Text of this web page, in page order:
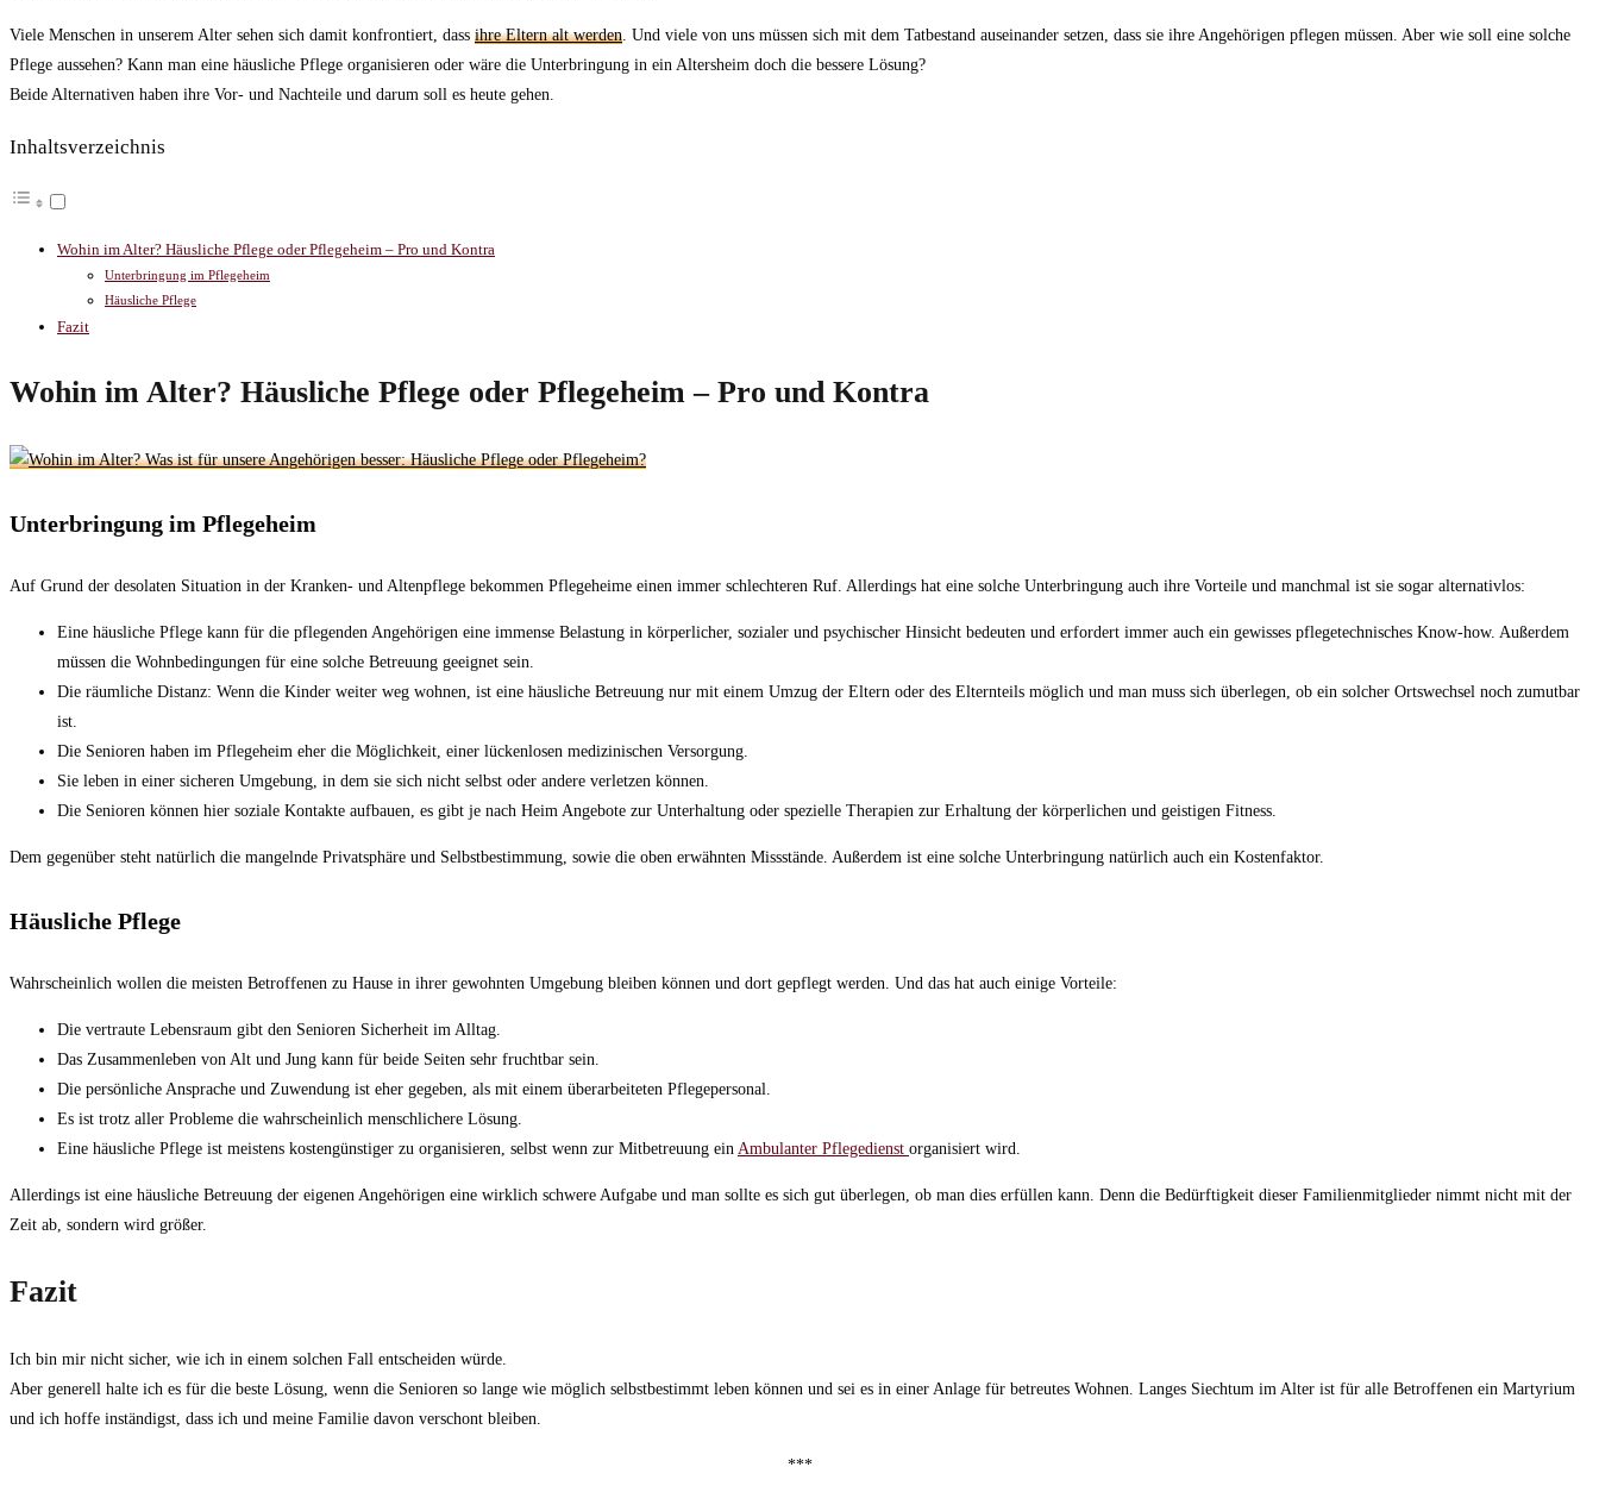
Viele Menschen in unserem Alter sehen sich damit konfrontiert, dass ihre Eltern alt werden. Und viele von uns müssen sich mit dem Tatbestand auseinander setzen, dass sie ihre Angehörigen pflegen müssen. Aber wie soll eine solche
Pflege aussehen? Kann man eine häusliche Pflege organisieren oder wäre die Unterbringung in ein Altersheim doch die bessere Lösung?
Beide Alternativen haben ihre Vor- und Nachteile und darum soll es heute gehen.
Inhaltsverzeichnis
Wohin im Alter? Häusliche Pflege oder Pflegeheim – Pro und Kontra
Unterbringung im Pflegeheim
Häusliche Pflege
Fazit
Wohin im Alter? Häusliche Pflege oder Pflegeheim – Pro und Kontra
Unterbringung im Pflegeheim
Auf Grund der desolaten Situation in der Kranken- und Altenpflege bekommen Pflegeheime einen immer schlechteren Ruf. Allerdings hat eine solche Unterbringung auch ihre Vorteile und manchmal ist sie sogar alternativlos:
Eine häusliche Pflege kann für die pflegenden Angehörigen eine immense Belastung in körperlicher, sozialer und psychischer Hinsicht bedeuten und erfordert immer auch ein gewisses pflegetechnisches Know-how. Außerdem
müssen die Wohnbedingungen für eine solche Betreuung geeignet sein.
Die räumliche Distanz: Wenn die Kinder weiter weg wohnen, ist eine häusliche Betreuung nur mit einem Umzug der Eltern oder des Elternteils möglich und man muss sich überlegen, ob ein solcher Ortswechsel noch zumutbar
ist.
Die Senioren haben im Pflegeheim eher die Möglichkeit, einer lückenlosen medizinischen Versorgung.
Sie leben in einer sicheren Umgebung, in dem sie sich nicht selbst oder andere verletzen können.
Die Senioren können hier soziale Kontakte aufbauen, es gibt je nach Heim Angebote zur Unterhaltung oder spezielle Therapien zur Erhaltung der körperlichen und geistigen Fitness.
Dem gegenüber steht natürlich die mangelnde Privatsphäre und Selbstbestimmung, sowie die oben erwähnten Missstände. Außerdem ist eine solche Unterbringung natürlich auch ein Kostenfaktor.
Häusliche Pflege
Wahrscheinlich wollen die meisten Betroffenen zu Hause in ihrer gewohnten Umgebung bleiben können und dort gepflegt werden. Und das hat auch einige Vorteile:
Die vertraute Lebensraum gibt den Senioren Sicherheit im Alltag.
Das Zusammenleben von Alt und Jung kann für beide Seiten sehr fruchtbar sein.
Die persönliche Ansprache und Zuwendung ist eher gegeben, als mit einem überarbeiteten Pflegepersonal.
Es ist trotz aller Probleme die wahrscheinlich menschlichere Lösung.
Eine häusliche Pflege ist meistens kostengünstiger zu organisieren, selbst wenn zur Mitbetreuung ein Ambulanter Pflegedienst organisiert wird.
Allerdings ist eine häusliche Betreuung der eigenen Angehörigen eine wirklich schwere Aufgabe und man sollte es sich gut überlegen, ob man dies erfüllen kann. Denn die Bedürftigkeit dieser Familienmitglieder nimmt nicht mit der
Zeit ab, sondern wird größer.
Fazit
Ich bin mir nicht sicher, wie ich in einem solchen Fall entscheiden würde.
Aber generell halte ich es für die beste Lösung, wenn die Senioren so lange wie möglich selbstbestimmt leben können und sei es in einer Anlage für betreutes Wohnen. Langes Siechtum im Alter ist für alle Betroffenen ein Martyrium
und ich hoffe inständigst, dass ich und meine Familie davon verschont bleiben.
***